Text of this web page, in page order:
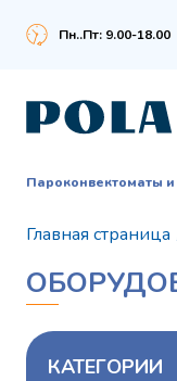
Пн..Пт: 9.00-18.00
Пароконвектоматы и
Главная страница
КАТЕГОРИИ